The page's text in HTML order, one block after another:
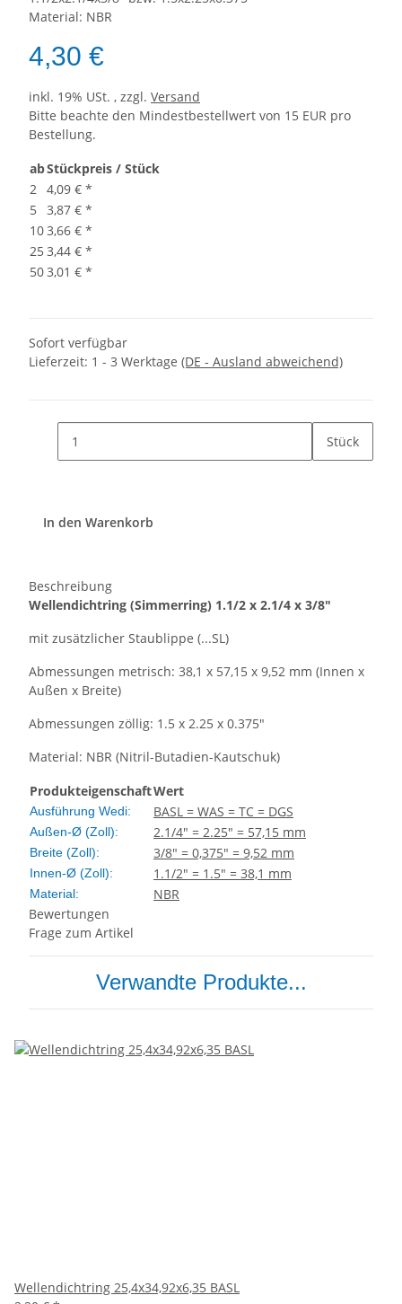
Material: NBR
4,30 €
inkl. 19% USt. , zzgl. Versand
Bitte beachte den Mindestbestellwert von 15 EUR pro
Bestellung.
abStückpreis / Stück
2 4,09 € *
5
3,87 € *
103,66 € *
25 3,44 € *
503,01 € *
Sofort verfügbar
Lieferzeit: 1 - 3 Werktage (DE - Ausland abweichend)
Stück
In den Warenkorb
Beschreibung
Wellendichtring (Simmerring) 1.1/2 x 2.1/4 x 3/8"
mit zusätzlicher Staublippe (...SL)
Abmessungen metrisch: 38,1 x 57,15 x 9,52 mm (Innen x
Außen x Breite)
Abmessungen zöllig: 1.5 x 2.25 x 0.375"
Material: NBR (Nitril-Butadien-Kautschuk)
ProdukteigenschaftWert
Ausführung Wedi: BASL = WAS = TC = DGS
Außen-Ø (Zoll): 2.1/4" = 2.25" = 57,15 mm
Breite (Zoll): 3/8" = 0,375" = 9,52 mm
Innen-Ø (Zoll): 1.1/2" = 1.5" = 38,1 mm
Material:
NBR
Bewertungen
Frage zum Artikel
Verwandte Produkte...
Wellendichtring 25,4x34,92x6,35 BASL